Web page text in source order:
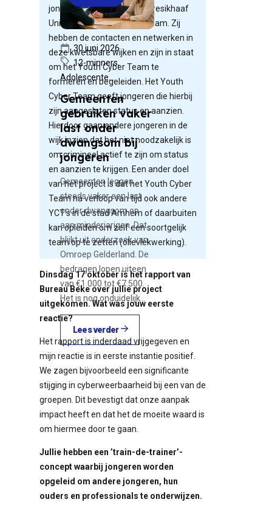
jongerenwerk in Arnhem: Presikhaaf
University en AM-Supportteam. Zij
hebben de contacten en netwerken in
deze kwetsbare wijken en zijn in staat
om het Youth Cyber Team te
formeren en begeleiden. Het Youth
Cyber Team geeft jongeren die hierbij
zijn aangesloten status en aanzien.
Hierdoor gaan andere jongeren in de
wijk inzien dat het niet noodzakelijk is
om crimineel actief te zijn om status
en aanzien te krijgen. Een ander doel
van het project is dat het Youth Cyber
Team na verloop van tijd ook andere
YCT’s in de stad Arnhem of daarbuiten
kan opleiden om zelf een soortgelijk
team op te zetten (olievlekwerking).
Dinsdag 17 oktober is het rapport van
Bureau Beke over jullie project
uitgekomen. Wat was jouw eerste
reactie?
Het rapport is inderdaad vrijgegeven en
mijn reactie is in eerste instantie positief.
We zagen bijvoorbeeld een significante
stijging in cyberweerbaarheid bij een van de
groepen. Dit bevestigt dat onze aanpak
impact heeft en dat het de moeite waard is
om hiermee door te gaan.
Jullie hebben een ’train-de-trainer’-
concept waarbij jongeren worden
opgeleid om andere jongeren, hun
ouders en professionals te onderwijzen.
Gemeenten
gebruiken vaker
last onder
dwangsom bij
jongeren
Gemeenten leggen
steeds vaker een last
onder dwangsom op
aan minderjarigen. Dat
blijkt uit onderzoek van
Omroep Gelderland. De
bedragen lopen uiteen
van €1.000 tot €7.500.
Het is nog onduidelijk…
30 juni 2026
12-minners,
Adolescente...
Lees verder